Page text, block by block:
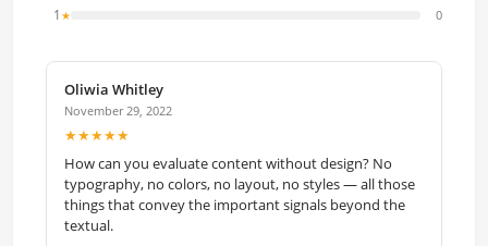
1 ★ 0
Oliwia Whitley
November 29, 2022
★★★★★
How can you evaluate content without design? No
typography, no colors, no layout, no styles — all those
things that convey the important signals beyond the
textual.